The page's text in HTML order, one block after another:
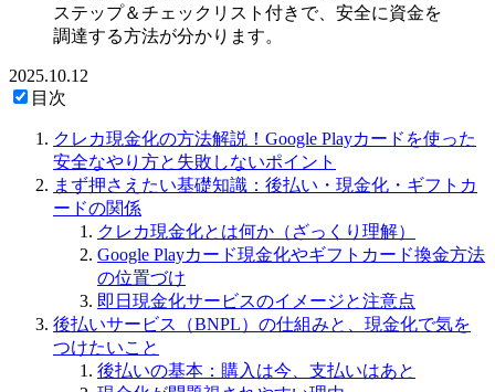
ステップ＆チェックリスト付きで、安全に資金を
調達する方法が分かります。
2025.10.12
目次
クレカ現金化の方法解説！Google Playカードを使った
安全なやり方と失敗しないポイント
まず押さえたい基礎知識：後払い・現金化・ギフトカ
ードの関係
クレカ現金化とは何か（ざっくり理解）
Google Playカード現金化やギフトカード換金方法
の位置づけ
即日現金化サービスのイメージと注意点
後払いサービス（BNPL）の仕組みと、現金化で気を
つけたいこと
後払いの基本：購入は今、支払いはあと